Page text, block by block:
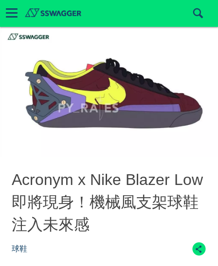
Acronym x Nike Blazer Low
即將現身！機械風支架球鞋
注入未來感
球鞋